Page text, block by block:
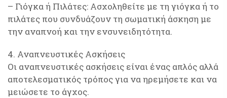
– Γιόγκα ή Πιλάτες: Ασχοληθείτε με τη γιόγκα ή το
πιλάτες που συνδυάζουν τη σωματική άσκηση με
την αναπνοή και την ενσυνειδητότητα.
4. Αναπνευστικές Ασκήσεις
Οι αναπνευστικές ασκήσεις είναι ένας απλός αλλά
αποτελεσματικός τρόπος για να ηρεμήσετε και να
μειώσετε το άγχος.